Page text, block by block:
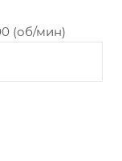
(об/мин)